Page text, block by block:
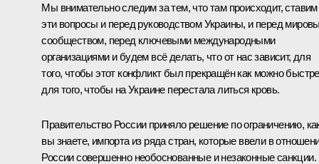
Мы внимательно следим за тем, что там происходит, ставим
эти вопросы и перед руководством Украины, и перед
сообществом, перед ключевыми международными
организациями и будем всё делать, что от нас зависит, для
того, чтобы этот конфликт был прекращён как можно
для того, чтобы на Украине перестала литься кровь.
Правительство России приняло решение по ограничению,
вы знаете, импорта из ряда стран, которые ввели в
России совершенно необоснованные и незаконные санкции.